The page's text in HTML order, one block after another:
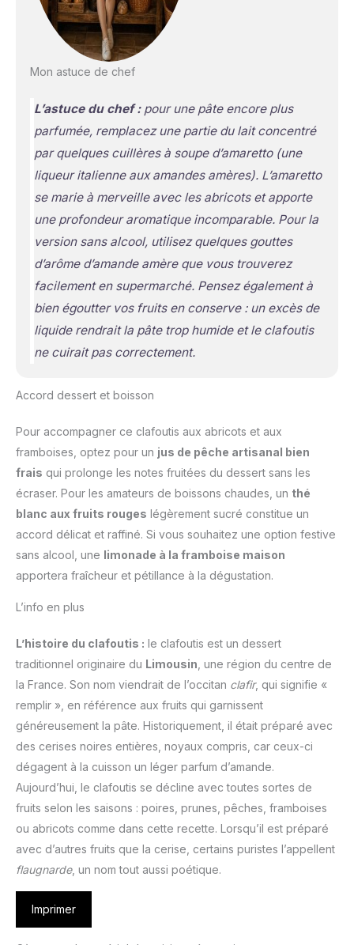
Mon astuce de chef
L’astuce du chef :pour une pâte encore plus
parfumée, remplacez une partie du lait concentré
par quelques cuillères à soupe d’amaretto (une
liqueur italienne aux amandes amères). L’amaretto
se marie à merveille avec les abricots et apporte
une profondeur aromatique incomparable. Pour la
version sans alcool, utilisez quelques gouttes
d’arôme d’amande amère que vous trouverez
facilement en supermarché. Pensez également à
bien égoutter vos fruits en conserve : un excès de
liquide rendrait la pâte trop humide et le clafoutis
ne cuirait pas correctement.
Accord dessert et boisson
Pour accompagner ce clafoutis aux abricots et aux
framboises, optez pour un jus de pêche artisanal bien
frais qui prolonge les notes fruitées du dessert sans les
écraser. Pour les amateurs de boissons chaudes, un thé
blanc aux fruits rouges légèrement sucré constitue un
accord délicat et raffiné. Si vous souhaitez une option festive
sans alcool, une limonade à la framboise maison
apportera fraîcheur et pétillance à la dégustation.
L’info en plus
L’histoire du clafoutis : le clafoutis est un dessert
traditionnel originaire du Limousin , une région du centre de
la France. Son nom viendrait de l’occitan clafir, qui signifie «
remplir », en référence aux fruits qui garnissent
généreusement la pâte. Historiquement, il était préparé avec
des cerises noires entières, noyaux compris, car ceux-ci
dégagent à la cuisson un léger parfum d’amande.
Aujourd’hui, le clafoutis se décline avec toutes sortes de
fruits selon les saisons : poires, prunes, pêches, framboises
ou abricots comme dans cette recette. Lorsqu’il est préparé
avec d’autres fruits que la cerise, certains puristes l’appellent
flaugnarde, un nom tout aussi poétique.
Imprimer